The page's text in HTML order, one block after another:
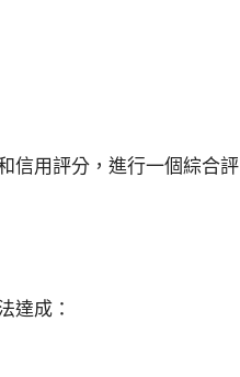
信用評分，進行一個綜合評
達成：